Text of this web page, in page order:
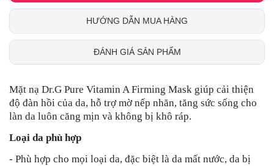
HƯỚNG DẪN MUA HÀNG
ĐÁNH GIÁ SẢN PHẨM
Mặt nạ Dr.G Pure Vitamin A Firming Mask giúp cải thiện
độ đàn hồi của da, hỗ trợ mờ nếp nhăn, tăng sức sống cho
làn da luôn căng mịn và không bị khô ráp.
Loại da phù hợp
- Phù hợp cho mọi loại da, đặc biệt là da mất nước, da bị